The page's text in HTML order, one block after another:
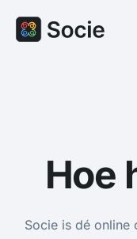
Hoe
Socie is dé online